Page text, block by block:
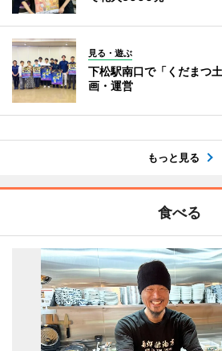
見る・遊ぶ
下松駅南口で「くだまつ
画・運営
もっと見る
食べる